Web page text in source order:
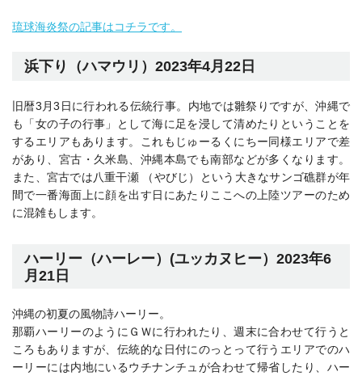
琉球海炎祭の記事はコチラです。
浜下り（ハマウリ）2023年4月22日
旧暦3月3日に行われる伝統行事。内地では雛祭りですが、沖縄で
も「女の子の行事」として海に足を浸して清めたりということを
するエリアもあります。これもじゅーるくにちー同様エリアで差
があり、宮古・久米島、沖縄本島でも南部などが多くなります。
また、宮古では八重干瀬 （やびじ）という大きなサンゴ礁群が年
間で一番海面上に顔を出す日にあたりここへの上陸ツアーのため
に混雑もします。
ハーリー（ハーレー）(ユッカヌヒー）2023年6
月21日
沖縄の初夏の風物詩ハーリー。
那覇ハーリーのようにＧＷに行われたり、週末に合わせて行うと
ころもありますが、伝統的な日付にのっとって行うエリアでのハ
ーリーには内地にいるウチナンチュが合わせて帰省したり、ハー